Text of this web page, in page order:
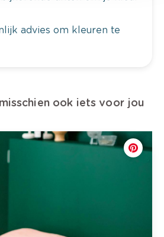
advies om kleuren te
ook iets voor jou